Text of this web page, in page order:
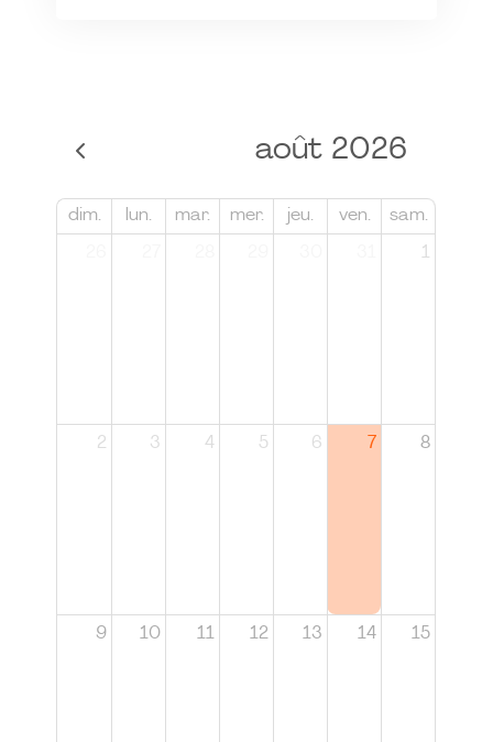
août 2026
dim. lun. mar. mer. jeu. ven. sam.
1
2 3 4 5 6 7 8
9 10 11 12 13 14 15